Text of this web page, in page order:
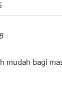
mudah bagi